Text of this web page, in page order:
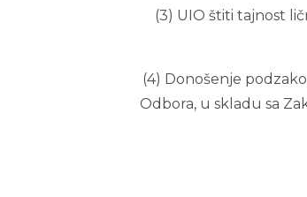
(3) UIO štiti tajnost
(4) Donošenje
Odbora, u skladu sa